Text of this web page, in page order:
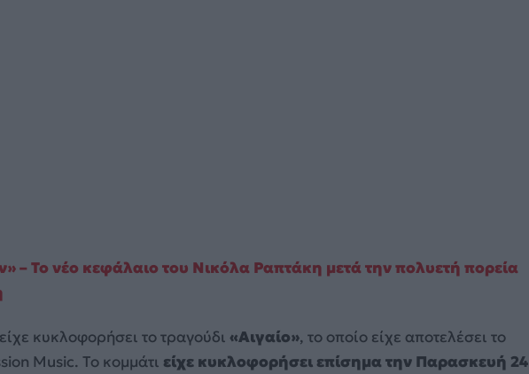
– Το νέο κεφάλαιο του Νικόλα Ραπτάκη μετά την πολυετή πορεία
κυκλοφορήσει το τραγούδι «Αιγαίο», το οποίο είχε αποτελέσει το
Music. Το κομμάτι είχε κυκλοφορήσει επίσημα την Παρασκευή 24